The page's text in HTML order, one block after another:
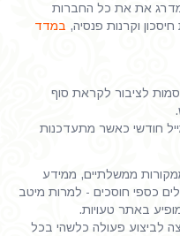
את את כל החברות
וקרנות פנסיה, במדד
לציבור לקראת סוף
חודשי כאשר מתעדכנות
ממשלתיים, ממידע
כספי חוסכים - למרות מיטב
באתר טעויות.
לביצוע פעולה כלשהי בכל